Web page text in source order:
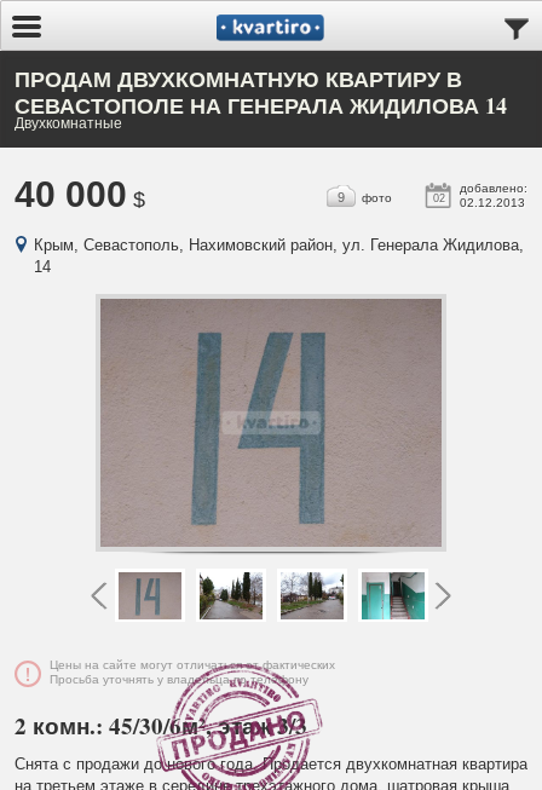
ПРОДАМ ДВУХКОМНАТНУЮ КВАРТИРУ В
СЕВАСТОПОЛЕ НА ГЕНЕРАЛА ЖИДИЛОВА 14
Двухкомнатные
40 000 $ 02
добавлено:
02.12.2013
9 фото
Крым, Севастополь, Нахимовский район, ул. Генерала Жидилова,
14
Цены на сайте могут отличаться от фактических
Просьба уточнять у владельца по телефону
2 комн.: 45/30/6м², этаж 3/3
Снята с продажи до нового года. Продается двухкомнатная квартира
на третьем этаже в середине трехэтажного дома, шатровая крыша